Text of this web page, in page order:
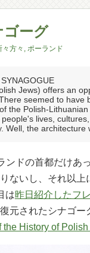
ゴーグ
々方々 , ポーランド
Jews) offers an
seemed to have
the Polish-
lives,
Well, the architecture
ンドの首都だけあ
ないし、それ以
は昨日紹介したフ
元されたシナゴ
History of Polish